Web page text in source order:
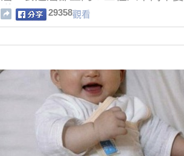
碰
29358觀看